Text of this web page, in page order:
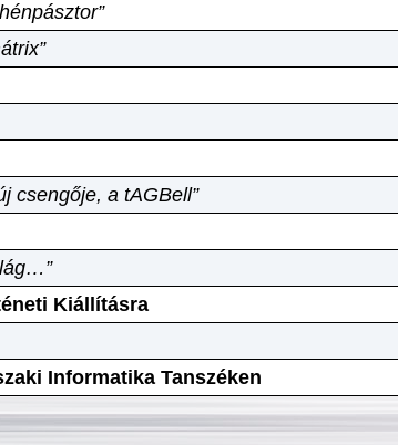
csengője, a tAGBell”
Kiállításra
Informatika Tanszéken